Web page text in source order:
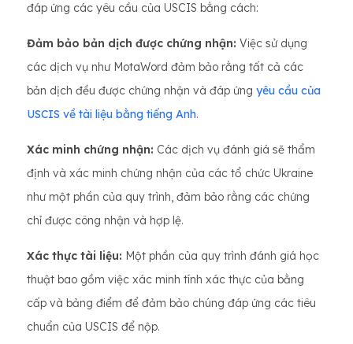
đáp ứng các yêu cầu của USCIS bằng cách:
Đảm bảo bản dịch được chứng nhận: Việc sử dụng
các dịch vụ như MotaWord đảm bảo rằng tất cả các
bản dịch đều được chứng nhận và đáp ứng yêu cầu của
USCIS về tài liệu bằng tiếng Anh.
Xác minh chứng nhận: Các dịch vụ đánh giá sẽ thẩm
định và xác minh chứng nhận của các tổ chức Ukraine
như một phần của quy trình, đảm bảo rằng các chứng
chỉ được công nhận và hợp lệ.
Xác thực tài liệu: Một phần của quy trình đánh giá học
thuật bao gồm việc xác minh tính xác thực của bằng
cấp và bảng điểm để đảm bảo chúng đáp ứng các tiêu
chuẩn của USCIS để nộp.